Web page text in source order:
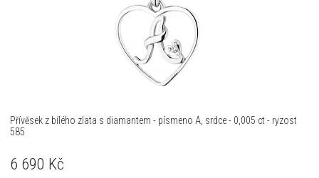
Přívěsek z bílého zlata s diamantem - písmeno A, srdce - 0,005 ct - ryzost
585
6 690 Kč